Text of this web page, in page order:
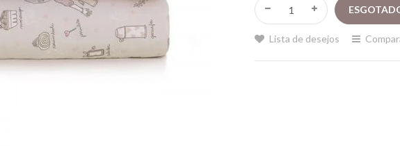
Lista de desejos